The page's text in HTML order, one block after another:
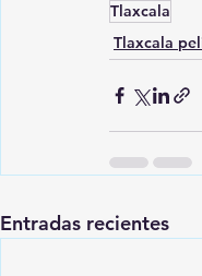
Tlaxcala
Tlaxcala
Entradas recientes